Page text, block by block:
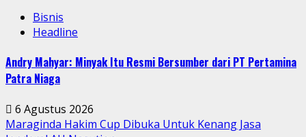
Bisnis
Headline
Andry Mahyar: Minyak Itu Resmi Bersumber dari PT Pertamina
Patra Niaga
6 Agustus 2026
Maraginda Hakim Cup Dibuka Untuk Kenang Jasa